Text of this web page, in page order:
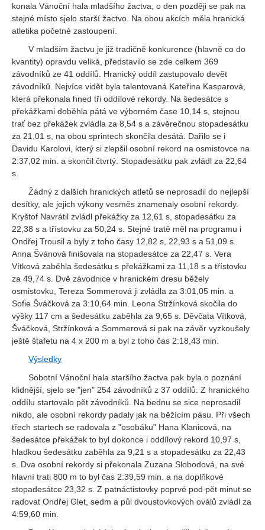
konala Vánoční hala mladšího žactva, o den později se pak na
stejné místo sjelo starší žactvo. Na obou akcích měla hranická
atletika početné zastoupení.
V mladším žactvu je již tradičně konkurence (hlavně co do
kvantity) opravdu veliká, představilo se zde celkem 369
závodníků ze 41 oddílů. Hranický oddíl zastupovalo devět
závodníků. Nejvíce vidět byla talentovaná Kateřina Kasparová,
která překonala hned tři oddílové rekordy. Na šedesátce s
překážkami doběhla pátá ve výborném čase 10,14 s, stejnou
trať bez překážek zvládla za 8,54 s a závěrečnou stopadesátku
za 21,01 s, na obou sprintech skončila desátá. Dařilo se i
Davidu Karolovi, který si zlepšil osobní rekord na osmistovce na
2:37,02 min. a skončil čtvrtý. Stopadesátku pak zvládl za 22,64
s.
Žádný z dalších hranických atletů se neprosadil do nejlepší
desítky, ale jejich výkony vesměs znamenaly osobní rekordy.
Kryštof Navrátil zvládl překážky za 12,61 s, stopadesátku za
22,38 s a třístovku za 50,24 s. Stejné tratě měl na programu i
Ondřej Trousil a byly z toho časy 12,82 s, 22,93 s a 51,09 s.
Anna Švánová finišovala na stopadesátce za 22,47 s. Vera
Vítková zaběhla šedesátku s překážkami za 11,18 s a třístovku
za 49,74 s. Dvě závodnice v hranickém dresu běžely
osmistovku, Tereza Sommerová ji zvládla za 3:01,05 min. a
Sofie Šváčková za 3:10,64 min. Leona Stržínková skočila do
výšky 117 cm a šedesátku zaběhla za 9,65 s. Děvčata Vítková,
Šváčková, Stržínková a Sommerová si pak na závěr vyzkoušely
ještě štafetu na 4 x 200 m a byl z toho čas 2:18,43 min.
Výsledky
Sobotní Vánoční hala staršího žactva pak byla o poznání
klidnější, sjelo se "jen" 254 závodníků z 37 oddílů. Z hranického
oddílu startovalo pět závodníků. Na bednu se sice neprosadil
nikdo, ale osobní rekordy padaly jak na běžícím pásu. Při všech
třech startech se radovala z "osobáku" Hana Klanicová, na
šedesátce překážek to byl dokonce i oddílový rekord 10,97 s,
hladkou šedesátku zaběhla za 9,21 s a stopadesátku za 22,43
s. Dva osobní rekordy si překonala Zuzana Slobodová, na své
hlavní trati 800 m to byl čas 2:39,59 min. a na doplňkové
stopadesátce 23,32 s. Z patnáctistovky poprvé pod pět minut se
radovat Ondřej Glet, sedm a půl dvoustovkových oválů zvládl za
4:59,60 min.